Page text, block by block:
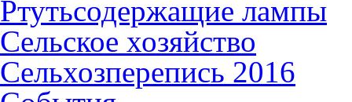
Ртутьсодержащие лампы
Сельское хозяйство
Сельхозперепись 2016